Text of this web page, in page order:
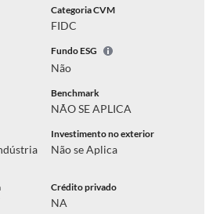
Categoria CVM
FIDC
Fundo ESG
Não
Benchmark
NÃO SE APLICA
Investimento no exterior
Não se Aplica
Crédito privado
NA